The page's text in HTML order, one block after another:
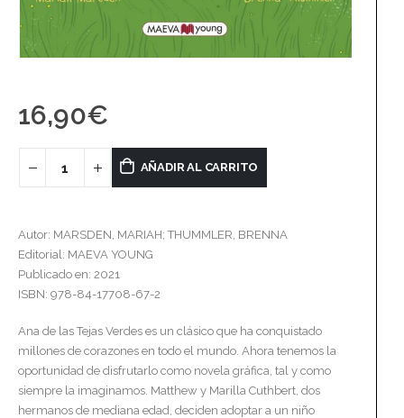
16,90€
AÑADIR AL CARRITO
Autor: MARSDEN, MARIAH; THUMMLER, BRENNA
Editorial: MAEVA YOUNG
Publicado en: 2021
ISBN: 978-84-17708-67-2
Ana de las Tejas Verdes es un clásico que ha conquistado
millones de corazones en todo el mundo. Ahora tenemos la
oportunidad de disfrutarlo como novela gráfica, tal y como
siempre la imaginamos. Matthew y Marilla Cuthbert, dos
hermanos de mediana edad, deciden adoptar a un niño